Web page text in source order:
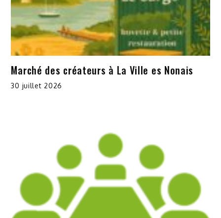
Marché des créateurs à La Ville es Nonais
30 juillet 2026